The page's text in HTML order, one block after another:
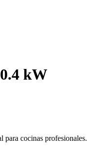
kW
cocinas profesionales.